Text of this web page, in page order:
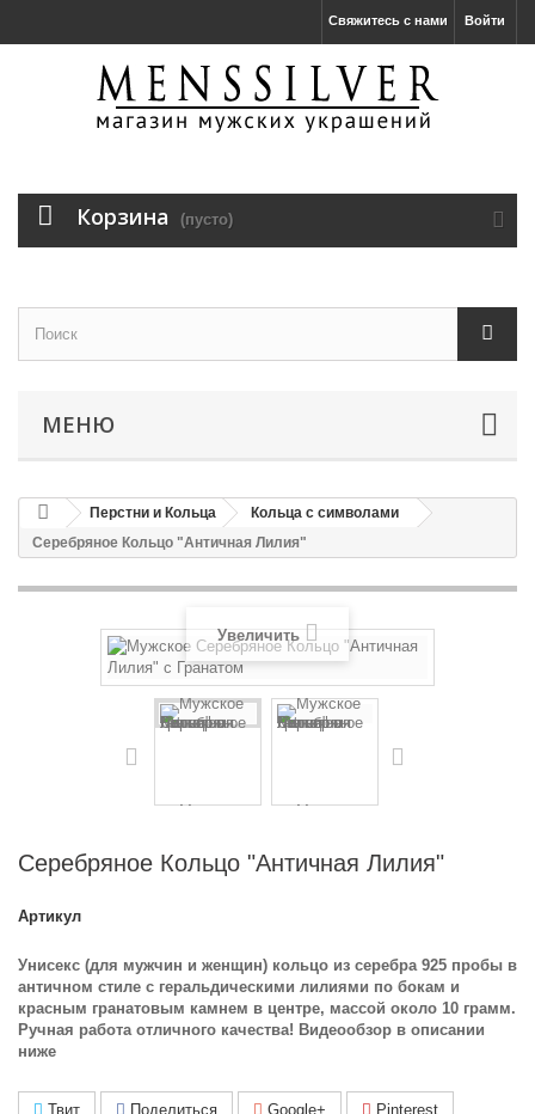
Войти
Свяжитесь с нами
Корзина (пусто)
МЕНЮ
Перстни и Кольца
Кольца с символами
Серебряное Кольцо "Античная Лилия"
Увеличить
Серебряное Кольцо "Античная Лилия"
Артикул
Унисекс (для мужчин и женщин) кольцо из серебра 925 пробы в
античном стиле с геральдическими лилиями по бокам и
красным гранатовым камнем в центре, массой около 10 грамм.
Ручная работа отличного качества! Видеообзор в описании
ниже
Твит Поделиться Google+ Pinterest